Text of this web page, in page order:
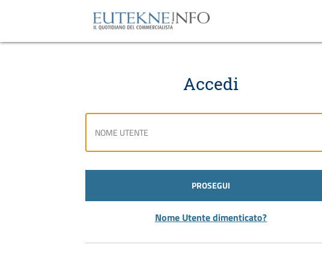
Accedi
PROSEGUI
Nome Utente dimenticato?